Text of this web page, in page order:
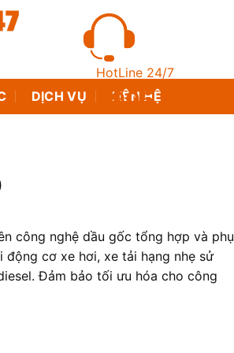
HotLine 24/7
0905.259.148
DỊCH VỤ LIÊN HỆ
công nghệ dầu gốc tổng hợp và phụ
cơ xe hơi, xe tải hạng nhẹ sử
Đảm bảo tối ưu hóa cho công